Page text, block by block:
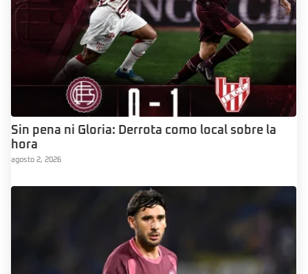
Sin pena ni Gloria: Derrota como local sobre la
hora
agosto 2, 2026